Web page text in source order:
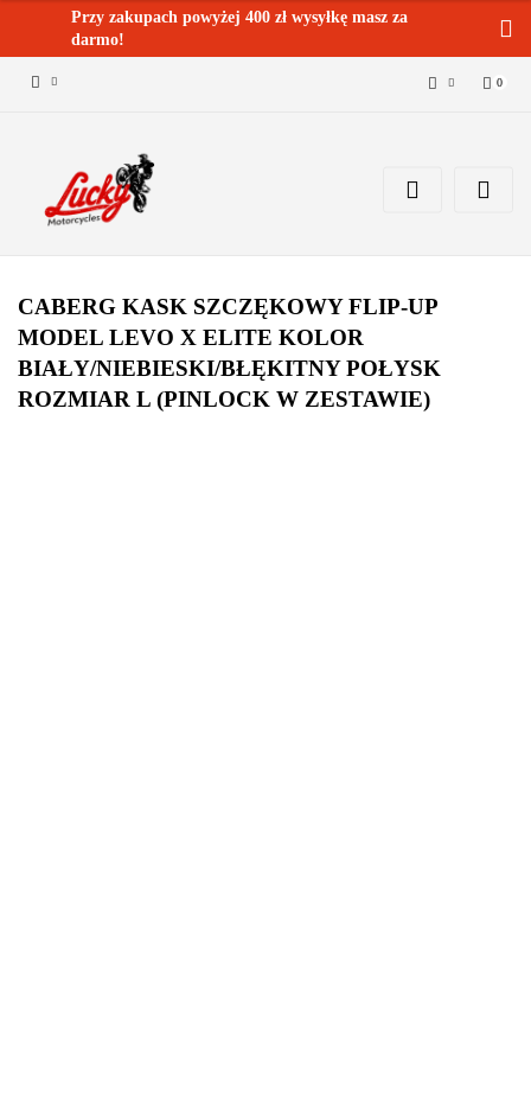
Przy zakupach powyżej 400 zł wysyłkę masz za
darmo!
Dodaj zgłoszenie
0
CABERG KASK SZCZĘKOWY FLIP-UP
MODEL LEVO X ELITE KOLOR
BIAŁY/NIEBIESKI/BŁĘKITNY POŁYSK
ROZMIAR L (PINLOCK W ZESTAWIE)